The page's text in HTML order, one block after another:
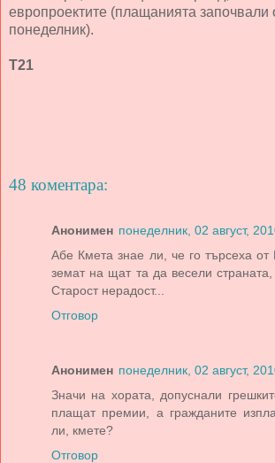
европроектите (плащанията започвали
понеделник).
Т21
48 коментара:
Анонимен понеделник, 02 август,
Абе Кмета знае ли, че го търсеха
земат на щат та да весели
Старост нерадост...
Отговор
Анонимен понеделник, 02 август,
Значи на хората, допуснали
плащат премии, а гражданите
ли, кмете?
Отговор